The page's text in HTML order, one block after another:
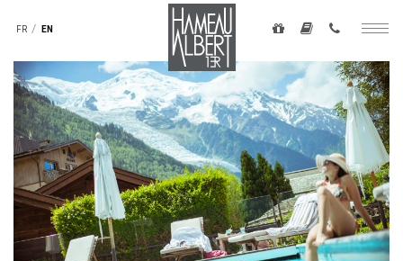
Skip
main
content
FR EN
secondaire
-
top
droite